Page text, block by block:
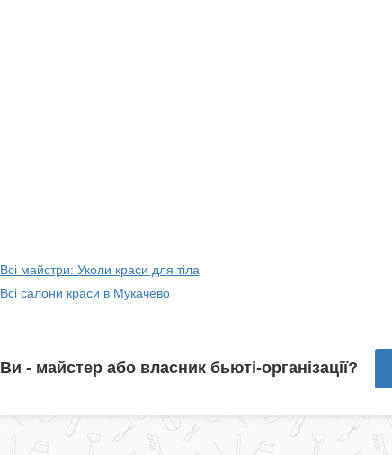
Всі майстри: Уколи краси для тіла
Всі салони краси в Мукачево
Ви - майстер або власник бьюті-організації?